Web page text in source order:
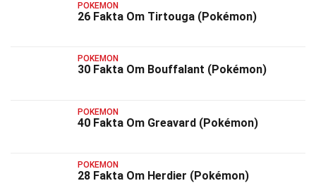
POKEMON
26 Fakta Om Tirtouga (Pokémon)
POKEMON
30 Fakta Om Bouffalant (Pokémon)
POKEMON
40 Fakta Om Greavard (Pokémon)
POKEMON
28 Fakta Om Herdier (Pokémon)